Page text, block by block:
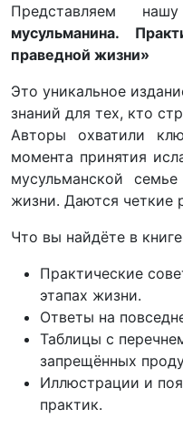
Представляем
мусульманина.
праведной жизни»
Это уникальное
знаний для тех, кто
Авторы охватили
момента принятия
мусульманской
жизни. Даются четкие
Что вы найдёте в
Практические
этапах жизни.
Ответы на
Таблицы с
запрещённых
Иллюстрации и
практик.